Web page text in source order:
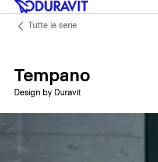
Tutte le serie
Tempano
Design by Duravit